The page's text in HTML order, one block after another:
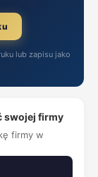
lub zapisu jako
swojej firmy
firmy w